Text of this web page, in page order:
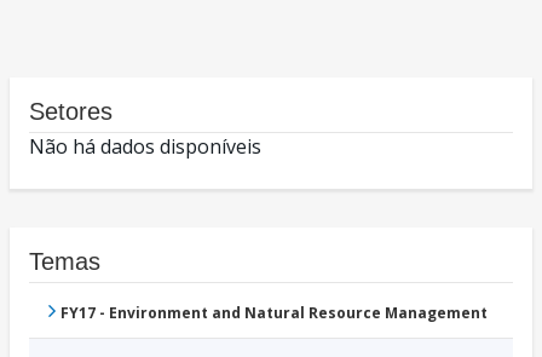
Setores
Não há dados disponíveis
Temas
FY17 - Environment and Natural Resource Management